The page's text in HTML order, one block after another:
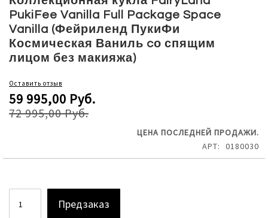
PukiFee Vanilla Full Package Space
Vanilla (Фейриленд ПукиФи
Космическая Ваниль cо спящим
лицом без макияжа)
Оставить отзыв
59 995,00 Руб.
72 995,00 Руб.
ЦЕНА ПОСЛЕДНЕЙ ПРОДАЖИ.
АРТ
0180030
Предзаказ
the
beginning
of
the
images